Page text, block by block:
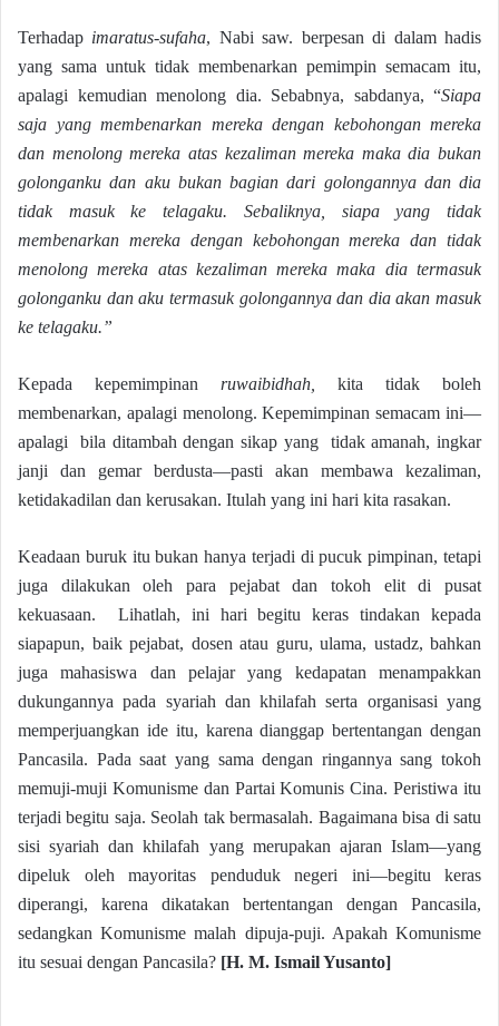
Terhadap imaratus-sufaha, Nabi saw. berpesan di dalam hadis
yang sama untuk tidak membenarkan pemimpin semacam itu,
apalagi kemudian menolong dia. Sebabnya, sabdanya, “Siapa
saja yang membenarkan mereka dengan kebohongan mereka
dan menolong mereka atas kezaliman mereka maka dia bukan
golonganku dan aku bukan bagian dari golongannya dan dia
tidak masuk ke telagaku.
Sebaliknya, siapa yang tidak
membenarkan mereka dengan kebohongan mereka dan tidak
menolong mereka atas kezaliman mereka maka dia termasuk
golonganku dan aku termasuk golongannya dan dia akan masuk
ke telagaku.”
Kepada kepemimpinan ruwaibidhah, kita tidak boleh
membenarkan, apalagi menolong. Kepemimpinan semacam ini—
apalagi bila ditambah dengan sikap yang tidak amanah, ingkar
janji dan gemar berdusta—pasti akan membawa kezaliman,
ketidakadilan dan kerusakan. Itulah yang ini hari kita rasakan.
Keadaan buruk itu bukan hanya terjadi di pucuk pimpinan, tetapi
juga dilakukan oleh para pejabat dan tokoh elit di pusat
kekuasaan. Lihatlah, ini hari begitu keras tindakan kepada
siapapun, baik pejabat, dosen atau guru, ulama, ustadz, bahkan
juga mahasiswa dan pelajar yang kedapatan menampakkan
dukungannya pada syariah dan khilafah serta organisasi yang
memperjuangkan ide itu, karena dianggap bertentangan dengan
Pancasila. Pada saat yang sama dengan ringannya sang tokoh
memuji-muji Komunisme dan Partai Komunis Cina. Peristiwa itu
terjadi begitu saja. Seolah tak bermasalah. Bagaimana bisa di satu
sisi syariah dan khilafah yang merupakan ajaran Islam—yang
dipeluk oleh mayoritas penduduk negeri ini—begitu keras
diperangi, karena dikatakan bertentangan dengan Pancasila,
sedangkan Komunisme malah dipuja-puji. Apakah Komunisme
itu sesuai dengan Pancasila? [H. M. Ismail Yusanto]